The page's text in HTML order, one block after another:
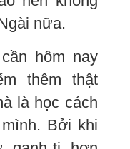
nữa.
hôm nay
thêm thật
là học cách
Bởi khi